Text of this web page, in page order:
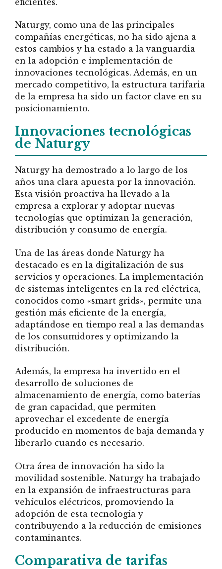
Naturgy, como una de las principales
compañías energéticas, no ha sido ajena a
estos cambios y ha estado a la vanguardia
en la adopción e implementación de
innovaciones tecnológicas. Además, en un
mercado competitivo, la estructura tarifaria
de la empresa ha sido un factor clave en su
posicionamiento.
Innovaciones tecnológicas
de Naturgy
Naturgy ha demostrado a lo largo de los
años una clara apuesta por la innovación.
Esta visión proactiva ha llevado a la
empresa a explorar y adoptar nuevas
tecnologías que optimizan la generación,
distribución y consumo de energía.
Una de las áreas donde Naturgy ha
destacado es en la digitalización de sus
servicios y operaciones. La implementación
de sistemas inteligentes en la red eléctrica,
conocidos como «smart grids», permite una
gestión más eficiente de la energía,
adaptándose en tiempo real a las demandas
de los consumidores y optimizando la
distribución.
Además, la empresa ha invertido en el
desarrollo de soluciones de
almacenamiento de energía, como baterías
de gran capacidad, que permiten
aprovechar el excedente de energía
producido en momentos de baja demanda y
liberarlo cuando es necesario.
Otra área de innovación ha sido la
movilidad sostenible. Naturgy ha trabajado
en la expansión de infraestructuras para
vehículos eléctricos, promoviendo la
adopción de esta tecnología y
contribuyendo a la reducción de emisiones
contaminantes.
Comparativa de tarifas